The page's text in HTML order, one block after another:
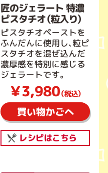
匠のジェラート 特濃
ピスタチオ（粒入り）
ピスタチオペーストを
ふんだんに使用し、粒ピ
スタチオを混ぜ込んだ
濃厚感を特別に感じる
ジェラートです。
￥3,980（税込）
買い物かごへ
レシピはこちら